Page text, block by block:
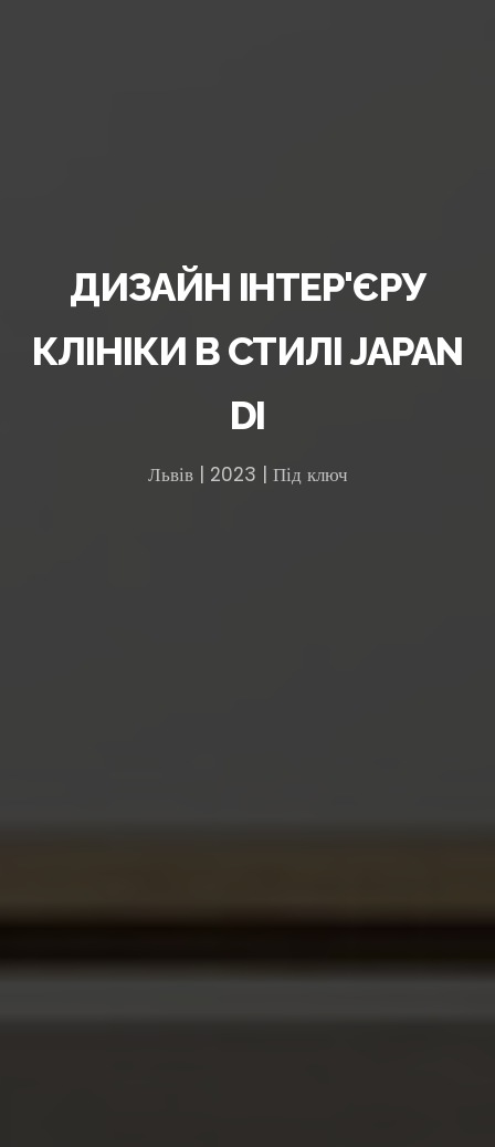
ДИЗАЙН ІНТЕР'ЄРУ
КЛІНІКИ В СТИЛІ JAPAN
DI
Львів | 2023 | Під ключ